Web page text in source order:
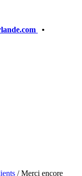
•
/Merci encore